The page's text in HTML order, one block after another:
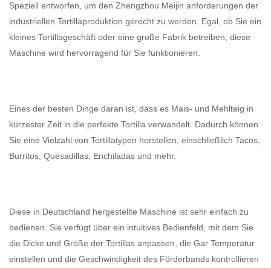
Speziell entworfen, um den Zhengzhou Meijin anforderungen der
industriellen Tortillaproduktion gerecht zu werden. Egal, ob Sie ein
kleines Tortillageschäft oder eine große Fabrik betreiben, diese
Maschine wird hervorragend für Sie funktionieren.
Eines der besten Dinge daran ist, dass es Mais- und Mehlteig in
kürzester Zeit in die perfekte Tortilla verwandelt. Dadurch können
Sie eine Vielzahl von Tortillatypen herstellen, einschließlich Tacos,
Burritos, Quesadillas, Enchiladas und mehr.
Diese in Deutschland hergestellte Maschine ist sehr einfach zu
bedienen. Sie verfügt über ein intuitives Bedienfeld, mit dem Sie
die Dicke und Größe der Tortillas anpassen, die Gar Temperatur
einstellen und die Geschwindigkeit des Förderbands kontrollieren